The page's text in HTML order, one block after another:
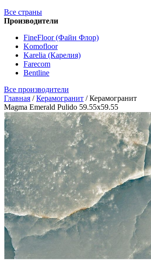
Все страны
Производители
FineFloor (Файн Флор)
Komofloor
Karelia (Карелия)
Farecom
Bentline
Все производители
Главная /Керамогранит /Керамогранит
Magma Emerald Pulido 59.55x59.55